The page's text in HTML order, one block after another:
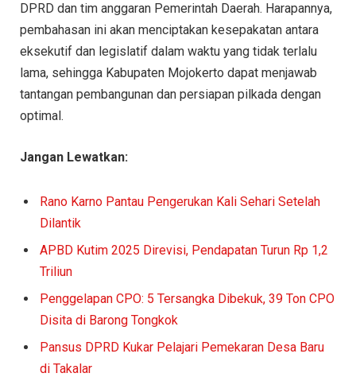
DPRD dan tim anggaran Pemerintah Daerah. Harapannya,
pembahasan ini akan menciptakan kesepakatan antara
eksekutif dan legislatif dalam waktu yang tidak terlalu
lama, sehingga Kabupaten Mojokerto dapat menjawab
tantangan pembangunan dan persiapan pilkada dengan
optimal.
Jangan Lewatkan:
Rano Karno Pantau Pengerukan Kali Sehari Setelah
Dilantik
APBD Kutim 2025 Direvisi, Pendapatan Turun Rp 1,2
Triliun
Penggelapan CPO: 5 Tersangka Dibekuk, 39 Ton CPO
Disita di Barong Tongkok
Pansus DPRD Kukar Pelajari Pemekaran Desa Baru
di Takalar